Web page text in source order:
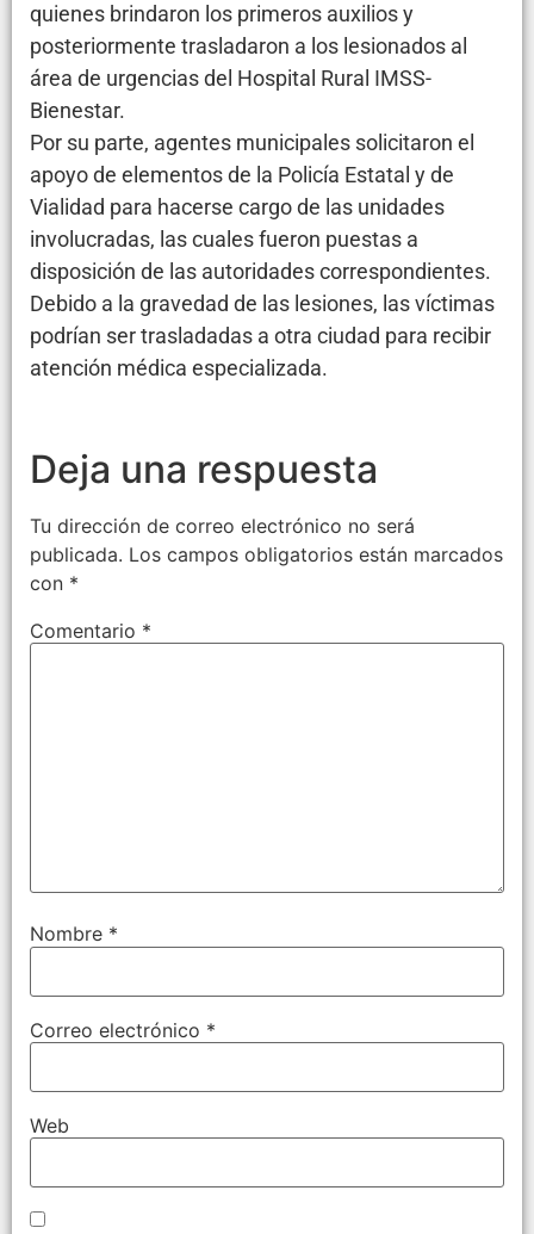
quienes brindaron los primeros auxilios y
posteriormente trasladaron a los lesionados al
área de urgencias del Hospital Rural IMSS-
Bienestar.
Por su parte, agentes municipales solicitaron el
apoyo de elementos de la Policía Estatal y de
Vialidad para hacerse cargo de las unidades
involucradas, las cuales fueron puestas a
disposición de las autoridades correspondientes.
Debido a la gravedad de las lesiones, las víctimas
podrían ser trasladadas a otra ciudad para recibir
atención médica especializada.
Deja una respuesta
Tu dirección de correo electrónico no será
publicada. Los campos obligatorios están marcados
con *
Comentario *
Nombre *
Correo electrónico *
Web